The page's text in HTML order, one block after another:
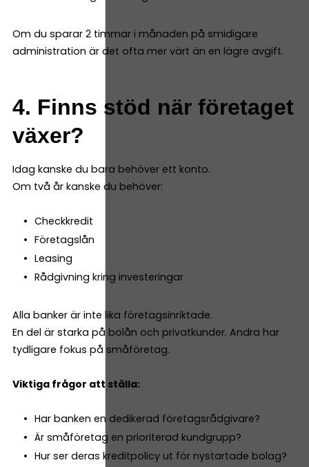
Om du sparar 2 timmar i månaden på smidigare
administration är det ofta mer värt än en lägre avgift.
4. Finns stöd när företaget
växer?
Idag kanske du bara behöver ett konto.
Om två år kanske du behöver:
Checkkredit
Företagslån
Leasing
Rådgivning kring investeringar
Alla banker är inte lika företagsinriktade.
En del är starka på bolån och privatkunder. Andra har
tydligare fokus på småföretag.
Viktiga frågor att ställa:
Har banken en dedikerad företagsrådgivare?
Är småföretag en prioriterad kundgrupp?
Hur ser deras kreditpolicy ut för nystartade bolag?